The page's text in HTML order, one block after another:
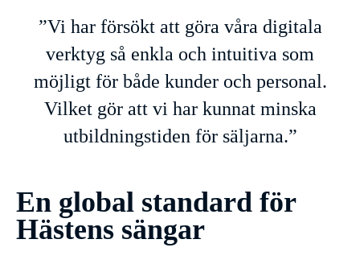
”Vi har försökt att göra våra digitala
verktyg så enkla och intuitiva som
möjligt för både kunder och personal.
Vilket gör att vi har kunnat minska
utbildningstiden för säljarna.”
En global standard för
Hästens sängar